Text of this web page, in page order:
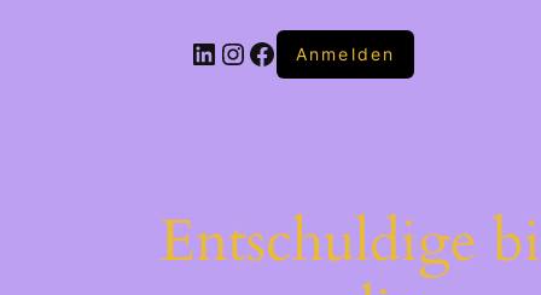
Anmelden
Entschuldige